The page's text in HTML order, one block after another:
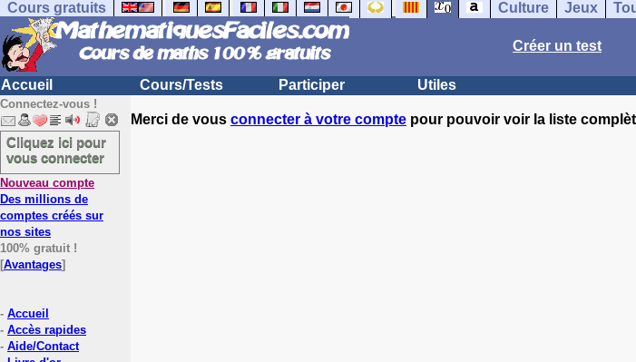
Cours gratuits Culture Jeux
Créer un test
Accueil Cours/Tests Participer Utiles
Connectez-vous !
Cliquez ici pour
vous connecter
Nouveau compte
Des millions de
comptes créés sur
nos sites
100% gratuit !
[Avantages]
- Accueil
- Accès rapides
- Aide/Contact
Merci de vous connecter à votre compte pour pouvoir voir la liste